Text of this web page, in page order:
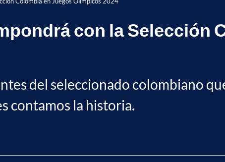
con la Selección
del seleccionado colombiano
contamos la historia.